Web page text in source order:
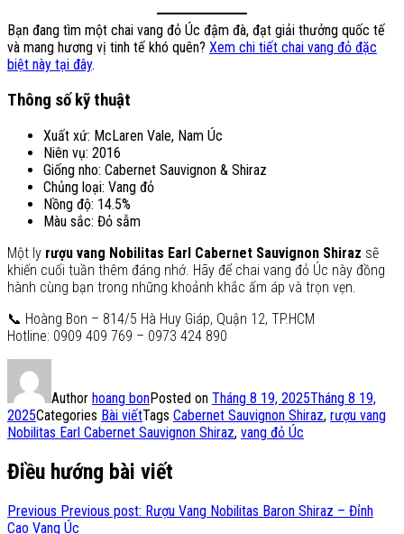
Bạn đang tìm một chai vang đỏ Úc đậm đà, đạt giải thưởng quốc tế
và mang hương vị tinh tế khó quên? Xem chi tiết chai vang đỏ đặc
biệt này tại đây.
Thông số kỹ thuật
Xuất xứ: McLaren Vale, Nam Úc
Niên vụ: 2016
Giống nho: Cabernet Sauvignon & Shiraz
Chủng loại: Vang đỏ
Nồng độ: 14.5%
Màu sắc: Đỏ sẫm
Một ly rượu vang Nobilitas Earl Cabernet Sauvignon Shiraz sẽ
khiến cuối tuần thêm đáng nhớ. Hãy để chai vang đỏ Úc này đồng
hành cùng bạn trong những khoảnh khắc ấm áp và trọn vẹn.
📞 Hoàng Bon – 814/5 Hà Huy Giáp, Quận 12, TP.HCM
Hotline: 0909 409 769 – 0973 424 890
Author hoang bonPosted on Tháng 8 19, 2025Tháng 8 19,
2025Categories Bài viếtTags Cabernet Sauvignon Shiraz, rượu vang
Nobilitas Earl Cabernet Sauvignon Shiraz, vang đỏ Úc
Điều hướng bài viết
Previous Previous post: Rượu Vang Nobilitas Baron Shiraz – Đỉnh
Cao Vang Úc